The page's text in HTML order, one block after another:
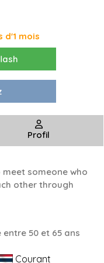
d'1 mois
Profil
meet someone who
other through
50 et 65 ans
Courant